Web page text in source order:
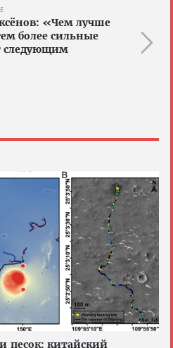
«Чем лучше
более сильные
следующим
песок: китайский